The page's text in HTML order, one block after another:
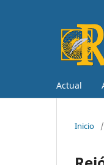
Actual
Inicio /